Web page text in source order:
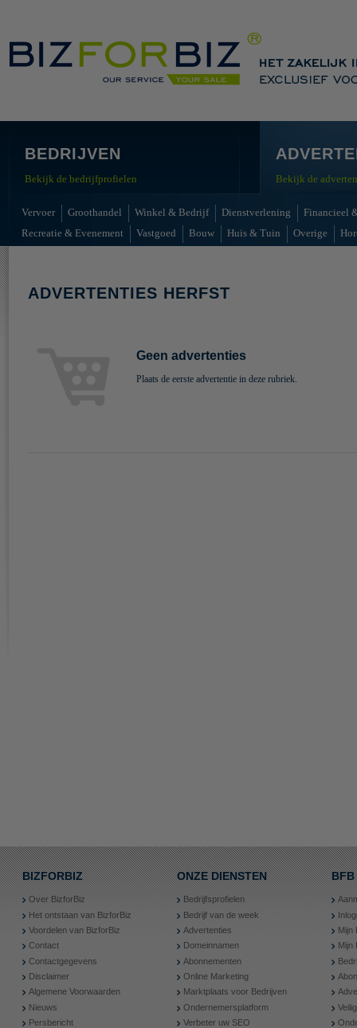
BEDRIJVEN
Bekijk de bedrijfprofielen Bekijk de
Vervoer Groothandel Winkel & Bedrijf Dienstverlening
Financieel
Recreatie & Evenement
Vastgoed Bouw Huis & Tuin Overige
ADVERTENTIES HERFST
Geen advertenties
Plaats de eerste advertentie in deze rubriek.
BIZFORBIZ
Over BizforBiz
Het ontstaan van BizforBiz
Voordelen van BizforBiz
Contact
Contactgegevens
Disclaimer
Algemene Voorwaarden
Nieuws
Persbericht
ONZE DIENSTEN
Bedrijfsprofielen
Bedrijf van de week
Advertenties
Domeinnamen
Abonnementen
Online Marketing
Marktplaats voor Bedrijven
Ondernemersplatform
Verbeter uw SEO
BFB
Mijn
Mijn